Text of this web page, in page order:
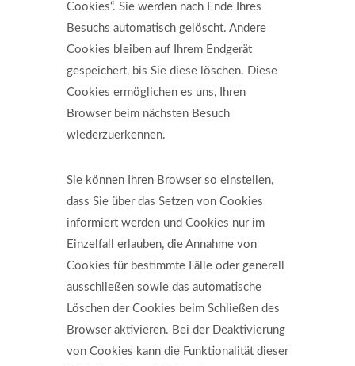
Cookies“. Sie werden nach Ende Ihres
Besuchs automatisch gelöscht. Andere
Cookies bleiben auf Ihrem Endgerät
gespeichert, bis Sie diese löschen. Diese
Cookies ermöglichen es uns, Ihren
Browser beim nächsten Besuch
wiederzuerkennen.
Sie können Ihren Browser so einstellen,
dass Sie über das Setzen von Cookies
informiert werden und Cookies nur im
Einzelfall erlauben, die Annahme von
Cookies für bestimmte Fälle oder generell
ausschließen sowie das automatische
Löschen der Cookies beim Schließen des
Browser aktivieren. Bei der Deaktivierung
von Cookies kann die Funktionalität dieser